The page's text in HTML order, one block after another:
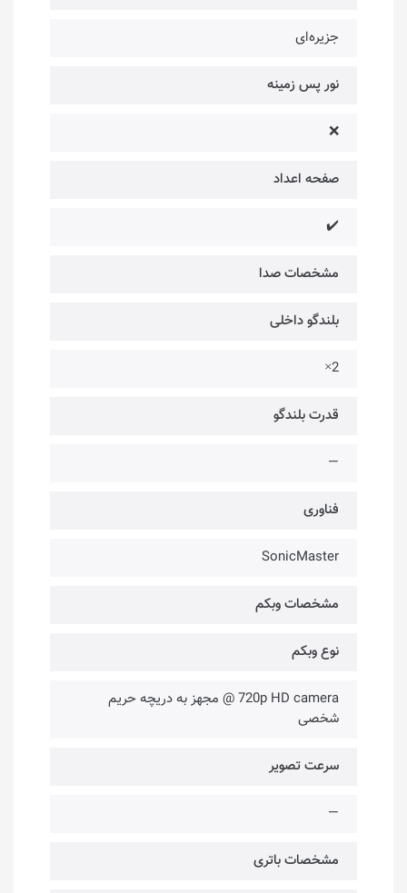
جزیره‌ای
نور پس زمینه
❌
صفحه اعداد
✔️
مشخصات صدا
بلندگو داخلی
2×
قدرت بلندگو
—
فناوری‌
SonicMaster
مشخصات وبکم
نوع وبکم
720p HD camera @ مجهز به دریچه حریم
شخصی
سرعت تصویر
—
مشخصات باتری